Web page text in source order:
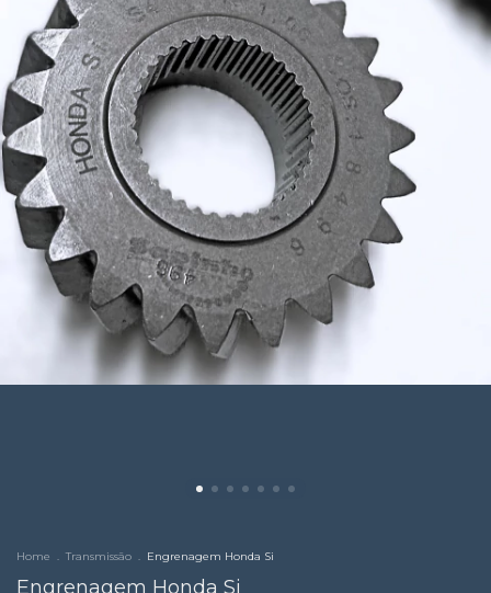
Home . Transmissão . Engrenagem Honda Si
Engrenagem Honda Si